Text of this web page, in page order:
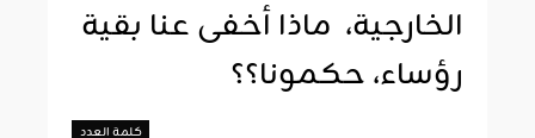
الخارجية، ماذا أخفى عنا بقية
رؤساء، حكمونا؟؟
كلمة العدد